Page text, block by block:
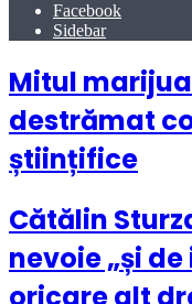
Facebook
Sidebar
Mitul
destrămat
științifice
Cătălin
nevoie „și
oricare alt